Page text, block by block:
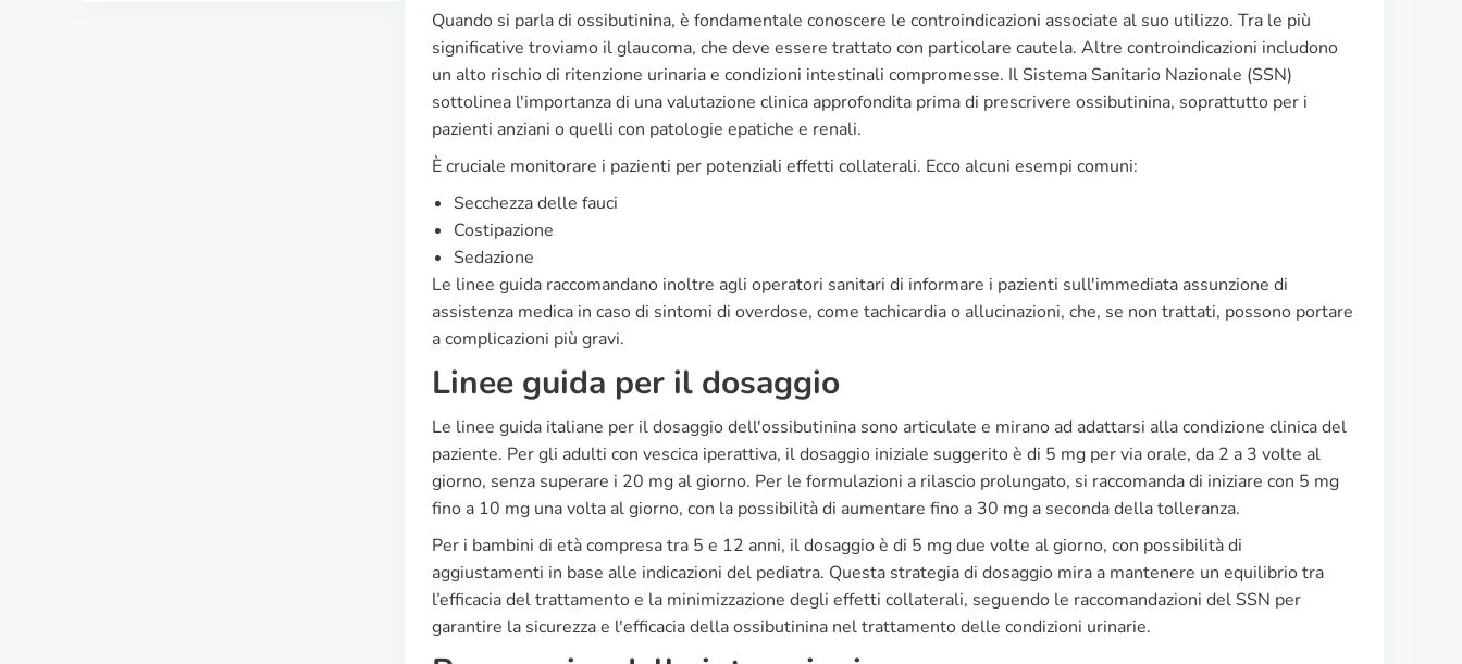
Quando si parla di ossibutinina, è fondamentale conoscere le controindicazioni associate al suo utilizzo. Tra le più
significative troviamo il glaucoma, che deve essere trattato con particolare cautela. Altre controindicazioni includono
un alto rischio di ritenzione urinaria e condizioni intestinali compromesse. Il Sistema Sanitario Nazionale (SSN)
sottolinea l'importanza di una valutazione clinica approfondita prima di prescrivere ossibutinina, soprattutto per i
pazienti anziani o quelli con patologie epatiche e renali.
È cruciale monitorare i pazienti per potenziali effetti collaterali. Ecco alcuni esempi comuni:
Secchezza delle fauci
Costipazione
Sedazione
Le linee guida raccomandano inoltre agli operatori sanitari di informare i pazienti sull'immediata assunzione di
assistenza medica in caso di sintomi di overdose, come tachicardia o allucinazioni, che, se non trattati, possono portare
a complicazioni più gravi.
Linee guida per il dosaggio
Le linee guida italiane per il dosaggio dell'ossibutinina sono articulate e mirano ad adattarsi alla condizione clinica del
paziente. Per gli adulti con vescica iperattiva, il dosaggio iniziale suggerito è di 5 mg per via orale, da 2 a 3 volte al
giorno, senza superare i 20 mg al giorno. Per le formulazioni a rilascio prolungato, si raccomanda di iniziare con 5 mg
fino a 10 mg una volta al giorno, con la possibilità di aumentare fino a 30 mg a seconda della tolleranza.
Per i bambini di età compresa tra 5 e 12 anni, il dosaggio è di 5 mg due volte al giorno, con possibilità di
aggiustamenti in base alle indicazioni del pediatra. Questa strategia di dosaggio mira a mantenere un equilibrio tra
l’efficacia del trattamento e la minimizzazione degli effetti collaterali, seguendo le raccomandazioni del SSN per
garantire la sicurezza e l'efficacia della ossibutinina nel trattamento delle condizioni urinarie.